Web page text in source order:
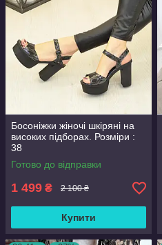
Босоніжки жіночі шкіряні на
високих підборах. Розміри :
38
Готово до відправки
1 499 ₴ 2 100 ₴
Купити